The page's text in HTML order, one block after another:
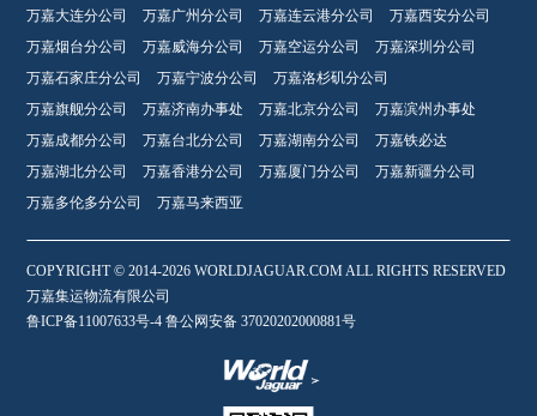
万嘉大连分公司
万嘉广州分公司 万嘉连云港分公司
万嘉西安分公司
万嘉烟台分公司
万嘉威海分公司 万嘉空运分公司
万嘉深圳分公司
万嘉石家庄分公司
万嘉宁波分公司
万嘉洛杉矶分公司
万嘉旗舰分公司
万嘉济南办事处 万嘉北京分公司
万嘉滨州办事处
万嘉成都分公司
万嘉台北分公司 万嘉湖南分公司
万嘉铁必达
万嘉湖北分公司
万嘉香港分公司 万嘉厦门分公司
万嘉新疆分公司
万嘉多伦多分公司
万嘉马来西亚
COPYRIGHT © 2014-2026 WORLDJAGUAR.COM ALL RIGHTS RESERVED
万嘉集运物流有限公司
鲁ICP备11007633号-4 鲁公网安备 37020202000881号